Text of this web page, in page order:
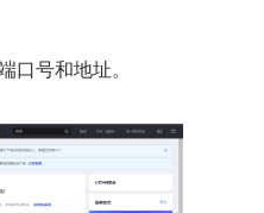
口号和地址。